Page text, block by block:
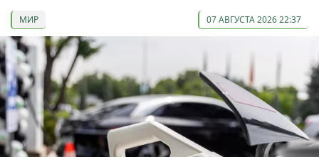
МИР 07 АВГУСТА 2026 22:37